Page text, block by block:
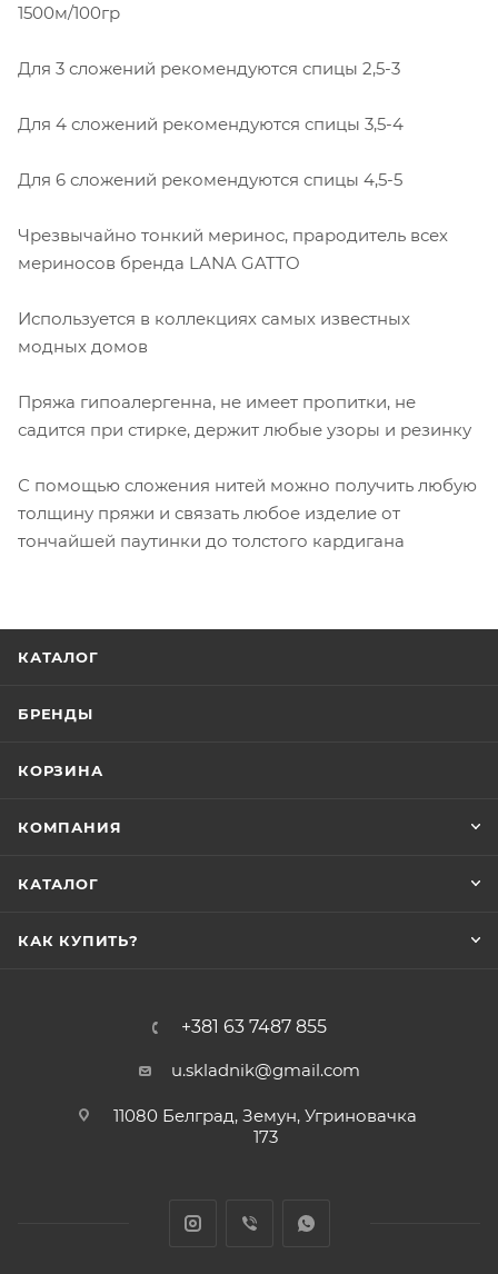
1500м/100гр
Для 3 сложений рекомендуются спицы 2,5-3
Для 4 сложений рекомендуются спицы 3,5-4
Для 6 сложений рекомендуются спицы 4,5-5
Чрезвычайно тонкий меринос, прародитель всех
мериносов бренда LANA GATTO
Используется в коллекциях самых известных
модных домов
Пряжа гипоалергенна, не имеет пропитки, не
садится при стирке, держит любые узоры и резинку
С помощью сложения нитей можно получить любую
толщину пряжи и связать любое изделие от
тончайшей паутинки до толстого кардигана
КАТАЛОГ
БРЕНДЫ
КОРЗИНА
КОМПАНИЯ
КАТАЛОГ
КАК КУПИТЬ?
+381 63 7487 855
u.skladnik@gmail.com
11080 Белград, Земун, Угриновачка
173